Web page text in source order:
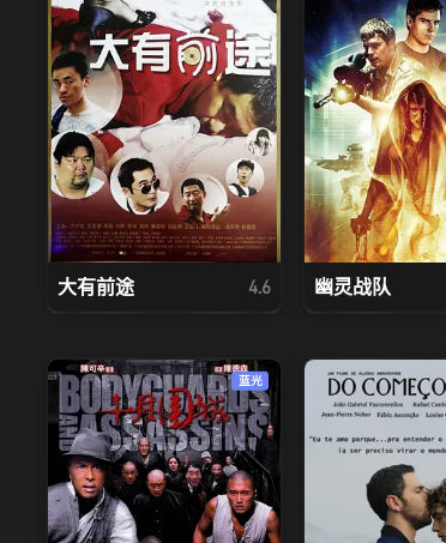
大有前途 4.6 幽灵战队
蓝光